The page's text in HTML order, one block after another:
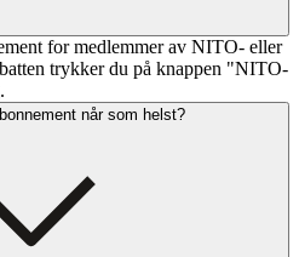
for medlemmer av NITO- eller
trykker du på knappen "NITO-
når som helst?